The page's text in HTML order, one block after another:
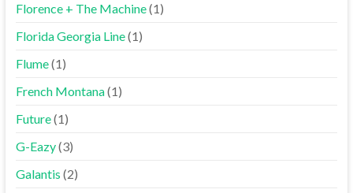
Florence + The Machine(1)
Florida Georgia Line(1)
Flume(1)
French Montana(1)
Future(1)
G-Eazy(3)
Galantis (2)